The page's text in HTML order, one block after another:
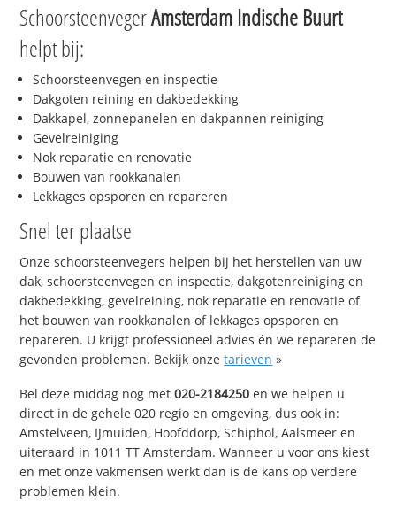
SchoorsteenvegerAmsterdam Indische Buurt
helpt bij:
Schoorsteenvegen en inspectie
Dakgoten reining en dakbedekking
Dakkapel, zonnepanelen en dakpannen reiniging
Gevelreiniging
Nok reparatie en renovatie
Bouwen van rookkanalen
Lekkages opsporen en repareren
Snel ter plaatse
Onze schoorsteenvegers helpen bij het herstellen van uw
dak, schoorsteenvegen en inspectie, dakgotenreiniging en
dakbedekking, gevelreining, nok reparatie en renovatie of
het bouwen van rookkanalen of lekkages opsporen en
repareren. U krijgt professioneel advies én we repareren de
gevonden problemen. Bekijk onzetarieven »
Bel deze middag nog met020-2184250 en we helpen u
direct in de gehele 020 regio en omgeving, dus ook in:
Amstelveen, IJmuiden, Hoofddorp, Schiphol, Aalsmeer en
uiteraard in 1011 TT Amsterdam. Wanneer u voor ons kiest
en met onze vakmensen werkt dan is de kans op verdere
problemen klein.